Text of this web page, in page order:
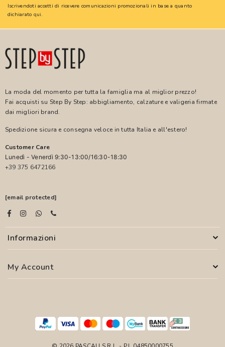
Iscrivendoti accetti di ricevere comunicazioni promozionali in base a quanto
dichiarato qui.
La moda del momento per tutta la famiglia ma al miglior prezzo!
Fai acquisti su Step By Step: abbigliamento, calzature e valigeria firmate
dai migliori brand.
Spedizione sicura e consegna veloce in tutta Italia e all'estero!
Customer Care
Lunedì - Venerdì 9:30-13:00/16:30-18:30
+39 375 6472166
[email protected]
Informazioni
My Account